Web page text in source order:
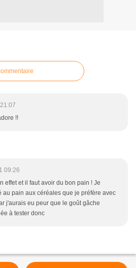
!!
09:26
effet et il faut avoir du bon pain ! Je
au pain aux céréales que je préfère avec
j'aurais eu peur que le goût gâche
à tester donc